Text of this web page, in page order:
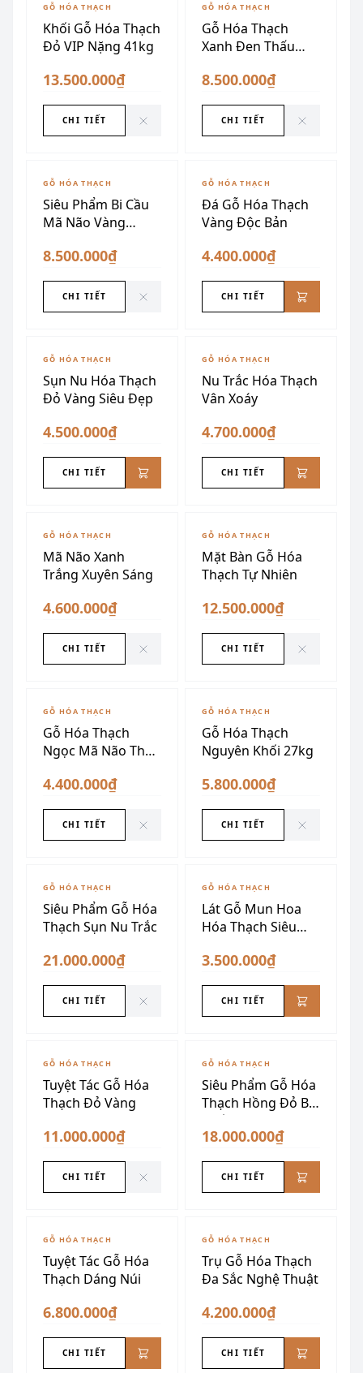
GỖ HÓA THẠCH
Khối Gỗ Hóa Thạch
Đỏ VIP Nặng 41kg
13.500.000₫
CHI TIẾT
GỖ HÓA THẠCH
Gỗ Hóa Thạch
Xanh Đen Thấu
8.500.000₫
CHI TIẾT
ĐÃ SƯU TẦM
GỖ HÓA THẠCH
Siêu Phẩm Bi Cầu
Mã Não Vàng
8.500.000₫
CHI TIẾT
GỖ HÓA THẠCH
Đá Gỗ Hóa Thạch
Vàng Độc Bản
4.400.000₫
CHI TIẾT
GỖ HÓA THẠCH
Sụn Nu Hóa Thạch
Đỏ Vàng Siêu Đẹp
4.500.000₫
CHI TIẾT
GỖ HÓA THẠCH
Nu Trắc Hóa Thạch
Vân Xoáy
4.700.000₫
CHI TIẾT
ĐÃ SƯU TẦM
GỖ HÓA THẠCH
Mã Não Xanh
Trắng Xuyên Sáng
4.600.000₫
CHI TIẾT
ĐÃ SƯU TẦM
GỖ HÓA THẠCH
Mặt Bàn Gỗ Hóa
Thạch Tự Nhiên
12.500.000₫
CHI TIẾT
ĐÃ SƯU TẦM
GỖ HÓA THẠCH
Gỗ Hóa Thạch
Ngọc Mã Não Thấu
Quả Xoài)
4.400.000₫
CHI TIẾT
ĐÃ SƯU TẦM
GỖ HÓA THẠCH
Gỗ Hóa Thạch
Nguyên Khối 27kg
5.800.000₫
CHI TIẾT
ĐÃ SƯU TẦM
GỖ HÓA THẠCH
Siêu Phẩm Gỗ Hóa
Thạch Sụn Nu Trắc
21.000.000₫
CHI TIẾT
GỖ HÓA THẠCH
Lát Gỗ Mun Hoa
Hóa Thạch Siêu
3.500.000₫
CHI TIẾT
ĐÃ SƯU TẦM
GỖ HÓA THẠCH
Tuyệt Tác Gỗ Hóa
Thạch Đỏ Vàng
11.000.000₫
CHI TIẾT
GỖ HÓA THẠCH
Siêu Phẩm Gỗ Hóa
Thạch Hồng Đỏ Bề
Thế
18.000.000₫
CHI TIẾT
GỖ HÓA THẠCH
Tuyệt Tác Gỗ Hóa
Thạch Dáng Núi
6.800.000₫
CHI TIẾT
GỖ HÓA THẠCH
Trụ Gỗ Hóa Thạch
Đa Sắc Nghệ Thuật
4.200.000₫
CHI TIẾT